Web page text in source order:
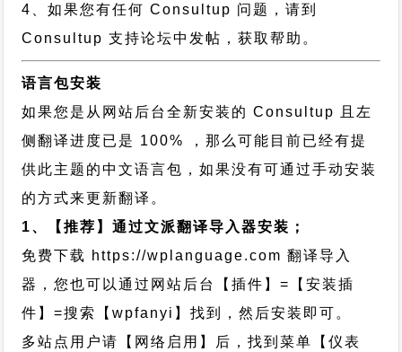
4、如果您有任何 Consultup 问题，请到
Consultup 支持论坛中发帖，获取帮助。
语言包安装
如果您是从网站后台全新安装的 Consultup 且左
侧翻译进度已是 100% ，那么可能目前已经有提
供此主题的中文语言包，如果没有可通过手动安装
的方式来更新翻译。
1、【推荐】通过文派翻译导入器安装；
免费下载 https://wplanguage.com 翻译导入
器，您也可以通过网站后台【插件】=【安装插
件】=搜索【wpfanyi】找到，然后安装即可。
多站点用户请【网络启用】后，找到菜单【仪表